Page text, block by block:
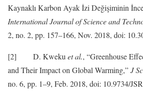
Kaynaklı Karbon Ayak İzi Değişiminin
International Journal of Science and
2, no. 2, pp. 157–166, Nov. 2018, doi:
[2] D. Kwekuet al., “Greenhouse
and Their Impact on Global Warming,”J
no. 6, pp. 1–9, Feb. 2018, doi: 10.9734/